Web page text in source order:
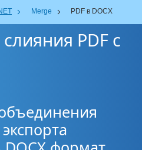
Merge PDF в DOCX
PDF с